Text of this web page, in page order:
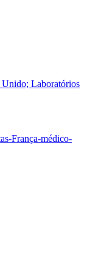
Laboratórios
França-médico-